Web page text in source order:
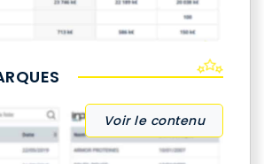
Voir le contenu